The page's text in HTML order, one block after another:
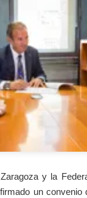
y la
un convenio